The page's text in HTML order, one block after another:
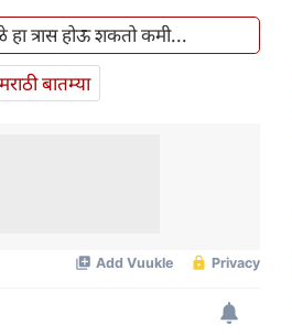
त्रास होऊ शकतो कमी...
मराठी बातम्या